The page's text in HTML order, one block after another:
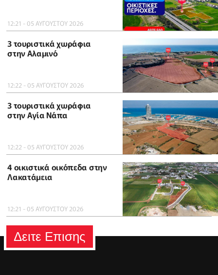
12:21 - 05 ΑΥΓΟΥΣΤΟΥ 2026
3 τουριστικά χωράφια
στην Αλαμινό
12:22 - 05 ΑΥΓΟΥΣΤΟΥ 2026
3 τουριστικά χωράφια
στην Αγία Νάπα
12:22 - 05 ΑΥΓΟΥΣΤΟΥ 2026
4 οικιστικά οικόπεδα στην
Λακατάμεια
12:21 - 05 ΑΥΓΟΥΣΤΟΥ 2026
Δειτε Επισης